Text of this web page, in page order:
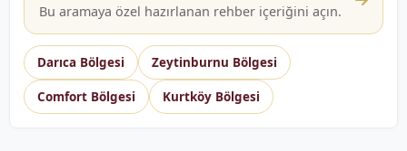
Bu aramaya özel hazırlanan rehber içeriğini açın.
Darıca Bölgesi Zeytinburnu Bölgesi
Comfort Bölgesi Kurtköy Bölgesi